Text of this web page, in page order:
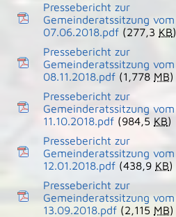
Pressebericht zur
Gemeinderatssitzung vom
07.06.2018.pdf (277,3 KB)
Pressebericht zur
Gemeinderatssitzung vom
08.11.2018.pdf (1,778 MB)
Pressebericht zur
Gemeinderatssitzung vom
11.10.2018.pdf (984,5 KB)
Pressebericht zur
Gemeinderatssitzung vom
12.01.2018.pdf (438,9 KB)
Pressebericht zur
Gemeinderatssitzung vom
13.09.2018.pdf (2,115 MB)